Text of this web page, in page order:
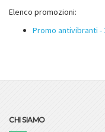
Elenco promozioni:
Promo antivibranti -
CHI SIAMO